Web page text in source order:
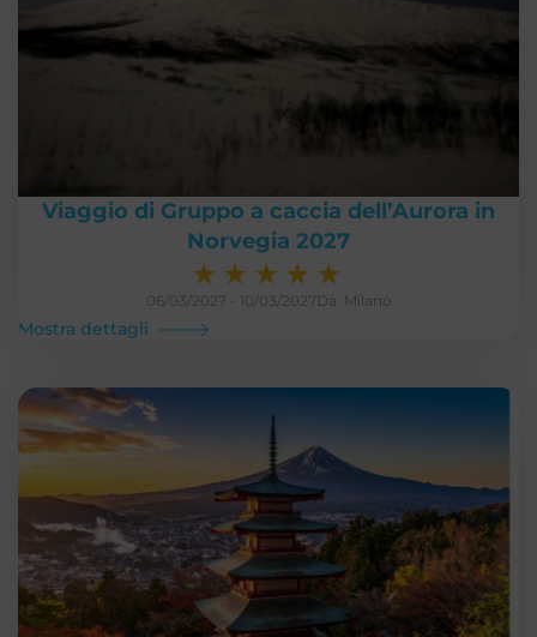
Viaggio di Gruppo a caccia dell’Aurora in
Norvegia 2027
★ ★ ★ ★ ★
06/03/2027 - 10/03/2027 Da: Milano
Mostra dettagli